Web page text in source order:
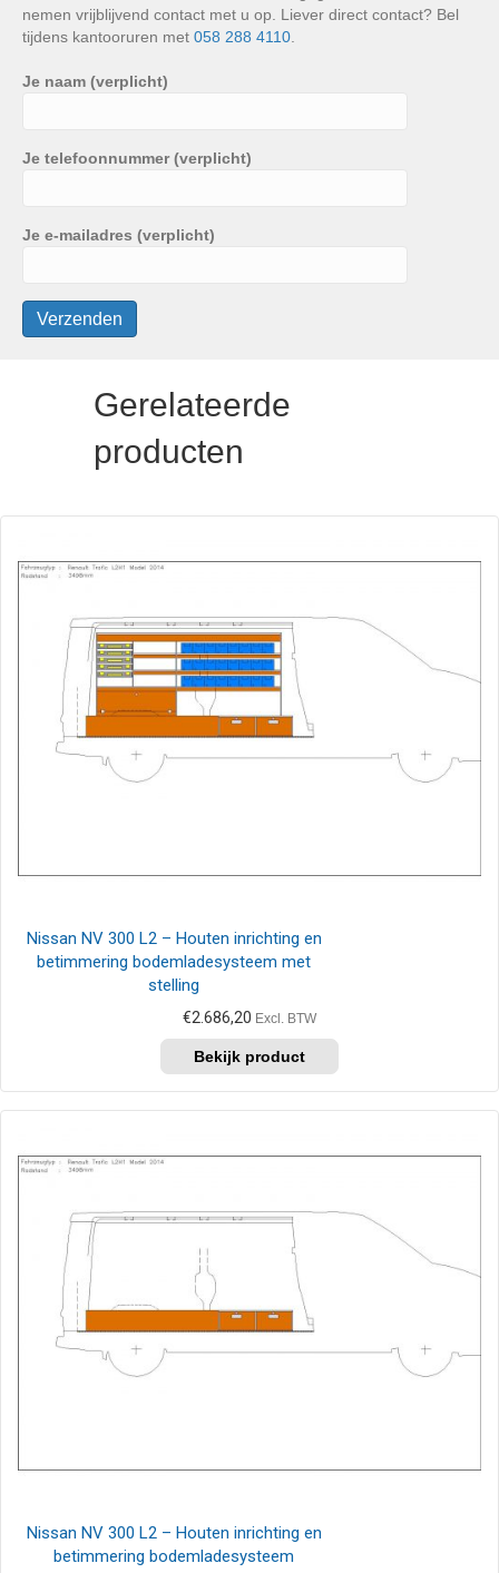
nemen vrijblijvend contact met u op. Liever direct contact? Bel
tijdens kantooruren met 058 288 4110
Je naam (verplicht)
Je telefoonnummer (verplicht)
Je e-mailadres (verplicht)
Gerelateerde
producten
Nissan NV 300 L2 – Houten inrichting en
betimmering bodemladesysteem met
stelling
€2.686,20 Excl. BTW
Nissan NV 300 L2 – Houten inrichting en
betimmering bodemladesysteem